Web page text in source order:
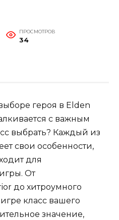
ПРОСМОТРОВ
34
героя в Elden
с важным
выбрать? Каждый из
свои особенности,
для
От
до хитроумного
класс вашего
значение,